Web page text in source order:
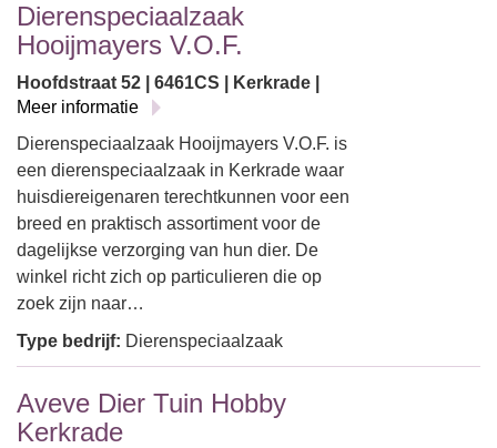
Dierenspeciaalzaak
Hooijmayers V.O.F.
Hoofdstraat 52 | 6461CS | Kerkrade |
Meer informatie
Dierenspeciaalzaak Hooijmayers V.O.F. is
een dierenspeciaalzaak in Kerkrade waar
huisdiereigenaren terechtkunnen voor een
breed en praktisch assortiment voor de
dagelijkse verzorging van hun dier. De
winkel richt zich op particulieren die op
zoek zijn naar…
Type bedrijf: Dierenspeciaalzaak
Aveve Dier Tuin Hobby
Kerkrade